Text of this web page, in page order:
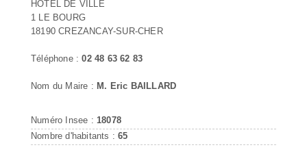
HOTEL DE VILLE
1 LE BOURG
18190 CREZANCAY-SUR-CHER
Téléphone :02 48 63 62 83
Nom du Maire : M. Eric BAILLARD
Numéro Insee : 18078
Nombre d'habitants :65